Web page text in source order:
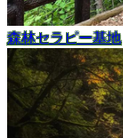
森林セラピー基地